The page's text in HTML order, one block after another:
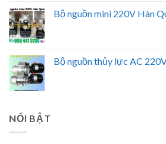
Bộ nguồn mini 220V Hàn
Bộ nguồn thủy lực AC
NỔI BẬT